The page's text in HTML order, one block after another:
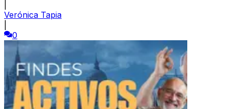
Verónica Tapia
0